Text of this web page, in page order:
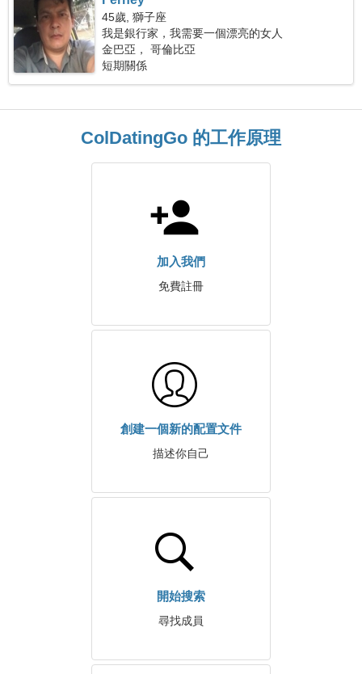
45歲, 獅子座
我是銀行家，我需要一個漂亮的女人
金巴亞， 哥倫比亞
短期關係
ColDatingGo 的工作原理
加入我們
免費註冊
創建一個新的配置文件
描述你自己
開始搜索
尋找成員